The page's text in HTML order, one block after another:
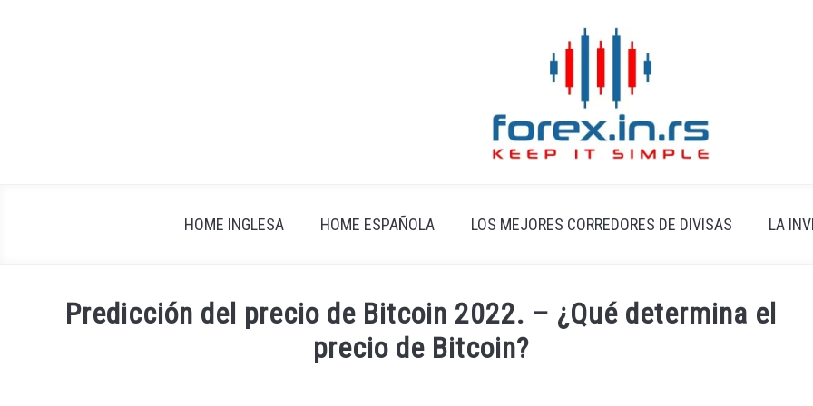
HOME INGLESA HOME ESPAÑOLA LOS MEJORES CORREDORES DE DIVISAS LA
Predicción del precio de Bitcoin 2022. – ¿Qué determina el
precio de Bitcoin?